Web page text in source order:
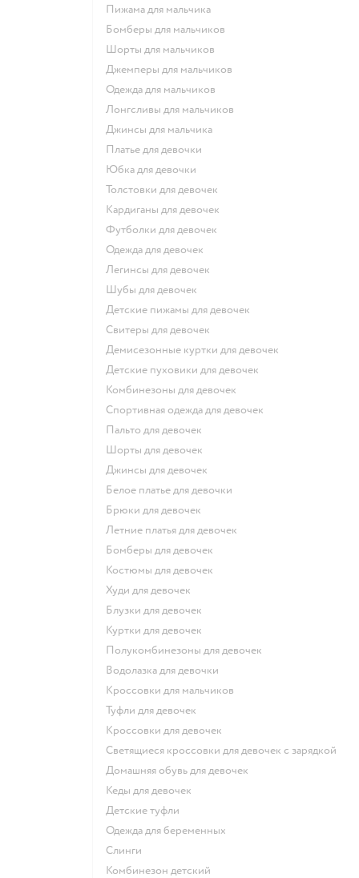
Пижама для мальчика
Бомберы для мальчиков
Шорты для мальчиков
Джемперы для мальчиков
Одежда для мальчиков
Лонгсливы для мальчиков
Джинсы для мальчика
Платье для девочки
Юбка для девочки
Толстовки для девочек
Кардиганы для девочек
Футболки для девочек
Одежда для девочек
Легинсы для девочек
Шубы для девочек
Детские пижамы для девочек
Свитеры для девочек
Демисезонные куртки для девочек
Детские пуховики для девочек
Комбинезоны для девочек
Спортивная одежда для девочек
Пальто для девочек
Шорты для девочек
Джинсы для девочек
Белое платье для девочки
Брюки для девочек
Летние платья для девочек
Бомберы для девочек
Костюмы для девочек
Худи для девочек
Блузки для девочек
Куртки для девочек
Полукомбинезоны для девочек
Водолазка для девочки
Кроссовки для мальчиков
Туфли для девочек
Кроссовки для девочек
Светящиеся кроссовки для девочек с зарядкой
Домашняя обувь для девочек
Кеды для девочек
Детские туфли
Одежда для беременных
Слинги
Комбинезон детский